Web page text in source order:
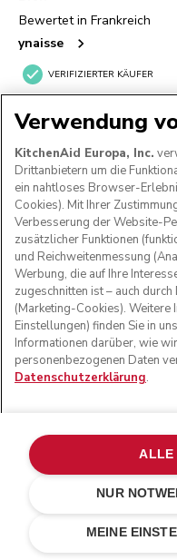
€ 269,10 Kosten
Verwendung
KitchenAid Europa, Inc.
Drittanbietern um die
ein nahtloses Browser-
Cookies). Mit Ihrer
Verbesserung der Website-
zusätzlicher Funktionen
und Reichweitenmessung
Werbung, die auf Ihre
zugeschnitten ist – auch
(Marketing-Cookies). Weitere
Einstellungen) finden Sie in
Informationen darüber, wie
personenbezogenen Daten
Datenschutzerklärung.
MEINE
NUR
ALLE